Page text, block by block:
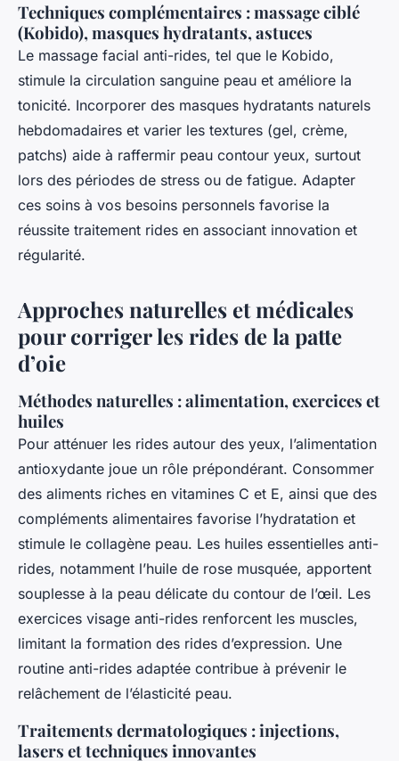
Techniques complémentaires : massage ciblé
(Kobido), masques hydratants, astuces
Le massage facial anti-rides, tel que le Kobido,
stimule la circulation sanguine peau et améliore la
tonicité. Incorporer des masques hydratants naturels
hebdomadaires et varier les textures (gel, crème,
patchs) aide à raffermir peau contour yeux, surtout
lors des périodes de stress ou de fatigue. Adapter
ces soins à vos besoins personnels favorise la
réussite traitement rides en associant innovation et
régularité.
Approches naturelles et médicales
pour corriger les rides de la patte
d’oie
Méthodes naturelles : alimentation, exercices et
huiles
Pour atténuer les rides autour des yeux, l’alimentation
antioxydante joue un rôle prépondérant. Consommer
des aliments riches en vitamines C et E, ainsi que des
compléments alimentaires favorise l’hydratation et
stimule le collagène peau. Les huiles essentielles anti-
rides, notamment l’huile de rose musquée, apportent
souplesse à la peau délicate du contour de l’œil. Les
exercices visage anti-rides renforcent les muscles,
limitant la formation des rides d’expression. Une
routine anti-rides adaptée contribue à prévenir le
relâchement de l’élasticité peau.
Traitements dermatologiques : injections,
lasers et techniques innovantes